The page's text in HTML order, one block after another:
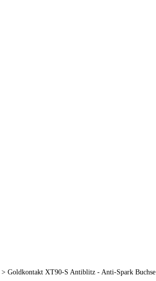
> Goldkontakt XT90-S Antiblitz - Anti-Spark Buchse